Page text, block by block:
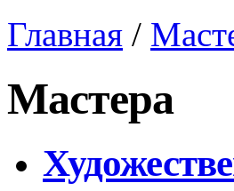
Главная /
Мастера